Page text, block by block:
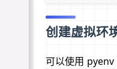
创建虚拟环
可以使用